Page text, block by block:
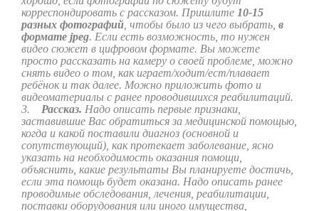
корреспондировать с рассказом. Пришлите 10-15
разных фотографий , чтобы было из чего выбрать, в
формате jpeg. Если есть возможность, то нужен
видео сюжет в цифровом формате. Вы можете
просто рассказать на камеру о своей проблеме, можно
снять видео о том, как играет/ходит/ест/плавает
ребёнок и так далее. Можно приложить фото и
видеоматериалы с ранее проводившихся реабилитаций.
3. Рассказ. Надо описать первые признаки,
заставившие Вас обратиться за медицинской помощью,
когда и какой поставили диагноз (основной и
сопутствующий), как протекает заболевание, ясно
указать на необходимость оказания помощи,
объяснить, какие результаты Вы планируете достичь,
если эта помощь будет оказана. Надо описать ранее
проводимые обследования, лечения, реабилитации,
поставки оборудования или иного имущества,